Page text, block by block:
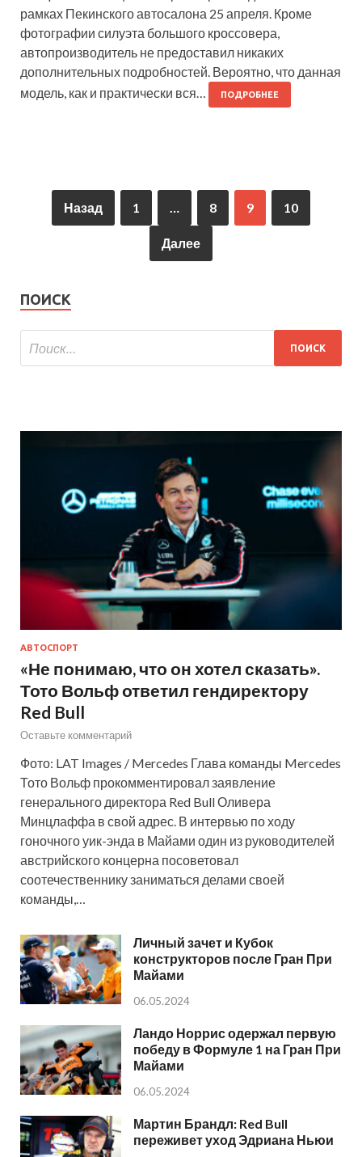
рамках Пекинского автосалона 25 апреля. Кроме
фотографии силуэта большого кроссовера,
автопроизводитель не предоставил никаких
дополнительных подробностей. Вероятно, что данная
модель, как и практически вся…
ПОДРОБНЕЕ
Назад 1 … 8 9 10
Далее
ПОИСК
АВТОСПОРТ
«Не понимаю, что он хотел сказать».
Тото Вольф ответил гендиректору
Red Bull
Оставьте комментарий
Фото: LAT Images / Mercedes Глава команды Mercedes
Тото Вольф прокомментировал заявление
генерального директора Red Bull Оливера
Минцлаффа в свой адрес. В интервью по ходу
гоночного уик-энда в Майами один из руководителей
австрийского концерна посоветовал
соотечественнику заниматься делами своей
команды,…
Личный зачет и Кубок
конструкторов после Гран При
Майами
06.05.2024
Ландо Норрис одержал первую
победу в Формуле 1 на Гран При
Майами
06.05.2024
Мартин Брандл: Red Bull
переживет уход Эдриана Ньюи